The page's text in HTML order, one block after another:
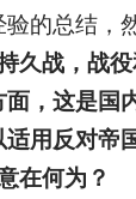
的总结，
久战，战
，这是国
用反对帝
在何为？